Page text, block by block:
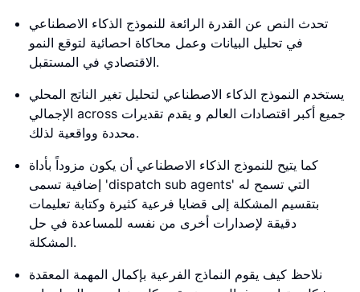
تحدث النص عن القدرة الرائعة للنموذج الذكاء الاصطناعي
في تحليل البيانات وعمل محاكاة احصائية لتوقع النمو
الاقتصادي في المستقبل.
يستخدم النموذج الذكاء الاصطناعي لتحليل تغير الناتج المحلي
الإجمالي across جميع أكبر اقتصادات العالم و يقدم تقديرات
محددة وواقعية لذلك.
كما يتيح للنموذج الذكاء الاصطناعي أن يكون مزوداً بأداة
إضافية تسمى 'dispatch sub agents' التي تسمح له
بتقسيم المشكلة إلى قضايا فرعية كثيرة وكتابة تعليمات
دقيقة لإصدارات أخرى من نفسه للمساعدة في حل
المشكلة.
نلاحظ كيف يقوم النماذج الفرعية بإكمال المهمة المعقدة